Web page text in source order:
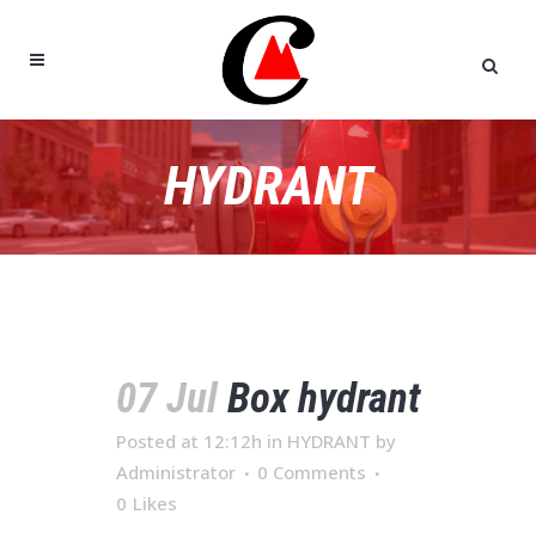
HYDRANT
07 JulBox hydrant
Posted at 12:12h in HYDRANT by
Administrator
0 Comments
0 Likes